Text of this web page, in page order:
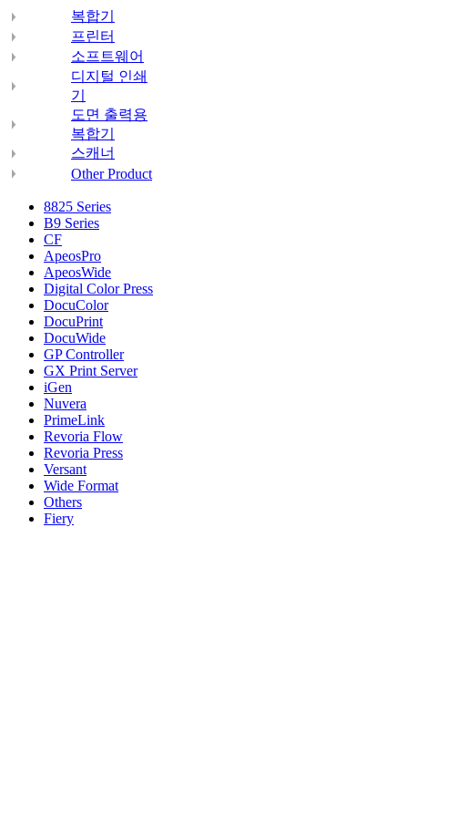
복합기
프린터
소프트웨어
디지털 인쇄
기
도면 출력용
복합기
스캐너
Other Product
8825 Series
B9 Series
CF
ApeosPro
ApeosWide
Digital Color Press
DocuColor
DocuPrint
DocuWide
GP Controller
GX Print Server
iGen
Nuvera
PrimeLink
Revoria Flow
Revoria Press
Versant
Wide Format
Others
Fiery